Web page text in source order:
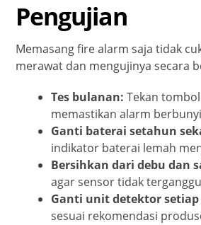
Pengujian
Memasang fire alarm saja tidak
merawat dan mengujinya secara
Tes bulanan: Tekan
memastikan alarm
Ganti baterai setahun
indikator baterai lemah
Bersihkan dari debu dan
agar sensor tidak
Ganti unit detektor setiap
sesuai rekomendasi